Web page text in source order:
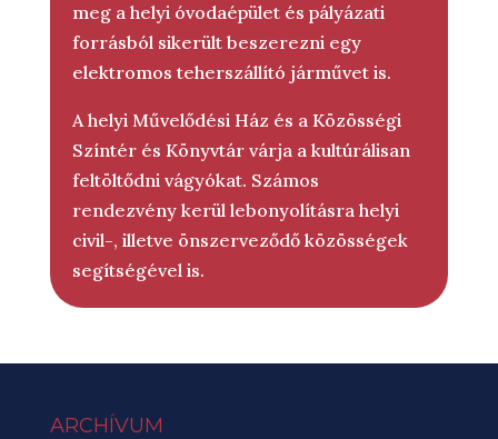
meg a helyi óvodaépület és pályázati
forrásból sikerült beszerezni egy
elektromos teherszállító járművet is.
A helyi Művelődési Ház és a Közösségi
Színtér és Könyvtár várja a kultúrálisan
feltöltődni vágyókat. Számos
rendezvény kerül lebonyolításra helyi
civil-, illetve önszerveződő közösségek
segítségével is.
ARCHÍVUM